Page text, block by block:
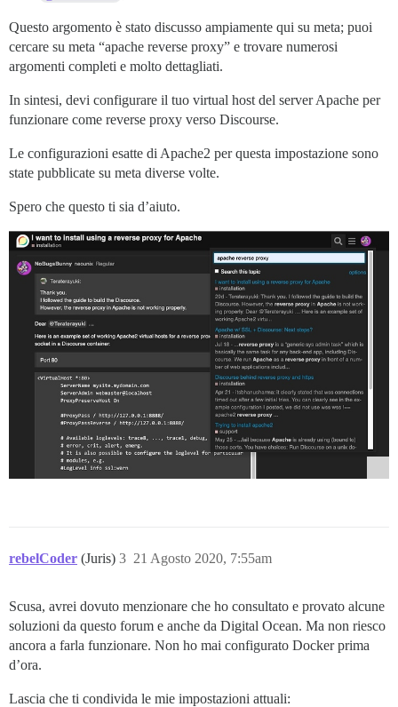
Questo argomento è stato discusso ampiamente qui su meta; puoi
cercare su meta “apache reverse proxy” e trovare numerosi
argomenti completi e molto dettagliati.
In sintesi, devi configurare il tuo virtual host del server Apache per
funzionare come reverse proxy verso Discourse.
Le configurazioni esatte di Apache2 per questa impostazione sono
state pubblicate su meta diverse volte.
Spero che questo ti sia d’aiuto.
rebelCoder (Juris) 21 Agosto 2020, 7:55am
3
Scusa, avrei dovuto menzionare che ho consultato e provato alcune
soluzioni da questo forum e anche da Digital Ocean. Ma non riesco
ancora a farla funzionare. Non ho mai configurato Docker prima
d’ora.
Lascia che ti condivida le mie impostazioni attuali: